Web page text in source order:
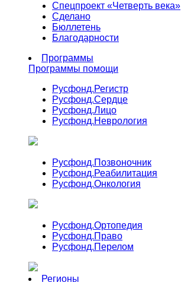
Спецпроект «Четверть века»
Сделано
Бюллетень
Благодарности
Программы
Программы помощи
Русфонд.Регистр
Русфонд.Сердце
Русфонд.Лицо
Русфонд.Неврология
Русфонд.Позвоночник
Русфонд.Реабилитация
Русфонд.Онкология
Русфонд.Ортопедия
Русфонд.Право
Русфонд.Перелом
Регионы